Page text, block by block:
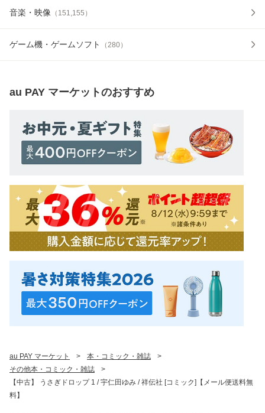
音楽・映像 （ 151,155 ）
ゲーム機・ゲームソフト （280）
au PAY マーケットのおすすめ
au PAY マーケット > 本・コミック・雑誌
>
その他本・コミック・雑誌
>
【中古】 うさぎドロップ 1 / 宇仁田ゆみ / 祥伝社 [コミック]【メール便送料無
料】